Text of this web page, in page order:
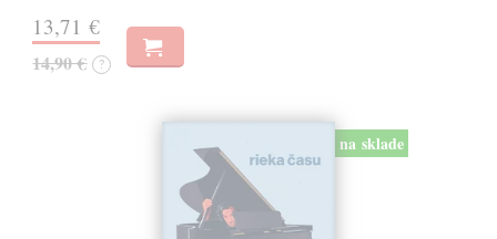
13,71 €
14,90 € ?
na sklade